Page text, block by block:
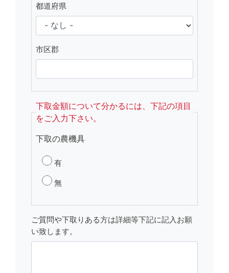
都道府県
市区郡
下取金額について分かるには、下記の項目
をご入力下さい。
下取の農機具
有
無
ご質問や下取りある方は詳細等下記に記入お願
い致します。